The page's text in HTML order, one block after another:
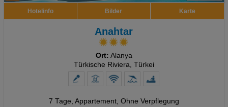
Hotelinfo Bilder Karte
Anahtar
Ort: Alanya
Türkische Riviera, Türkei
7 Tage, Appartement, Ohne Verpflegung